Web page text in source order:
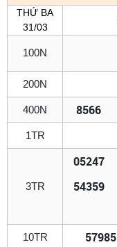
THỨ BA
31/03
100N
200N
400N 8566
1TR
3TR
05247
54359
10TR 57985